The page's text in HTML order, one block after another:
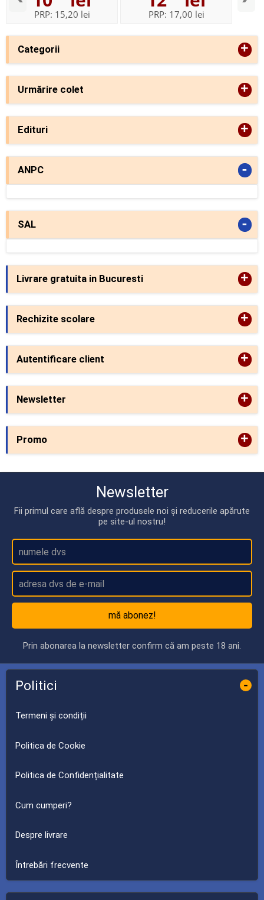
Categorii +
Urmărire colet +
Edituri +
ANPC -
SAL -
PRP: 15,20 lei PRP: 17,00 lei
Livrare gratuita in Bucuresti +
Rechizite scolare +
Autentificare client +
Newsletter +
Promo +
Newsletter
Fii primul care află despre produsele noi și reducerile apărute
pe site-ul nostru!
mă abonez!
Prin abonarea la newsletter confirm că am peste 18 ani.
Politici -
Termeni și condiții
Politica de Cookie
Politica de Confidențialitate
Cum cumperi?
Despre livrare
Întrebări frecvente